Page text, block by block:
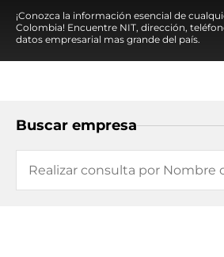
¡Conozca la información esencial de
Colombia! Encuentre NIT, dirección,
datos empresarial mas grande del país.
Buscar empresa